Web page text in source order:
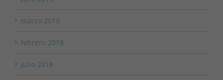
marzo 2019
febrero 2019
julio 2018